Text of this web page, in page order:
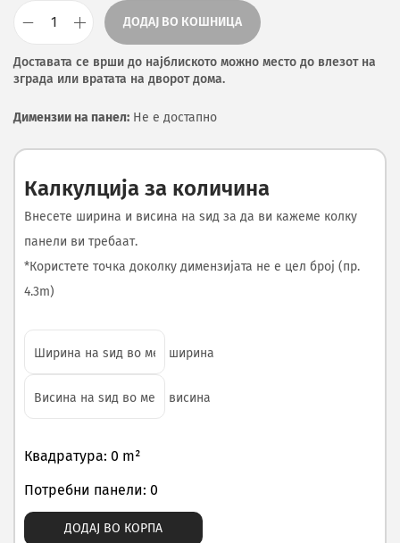
ДОДАЈ ВО КОШНИЦА
Доставата се врши до најблиското можно место до влезот на
зграда или вратата на дворот дома.
Димензии на панел: Не е достапно
Калкулција за количина
Внесете ширина и висина на ѕид за да ви кажеме колку
панели ви требаат.
*Користете точка доколку димензијата не е цел број (пр.
4.3m)
ширина
висина
Квадратура: 0 m²
Потребни панели: 0
ДОДАЈ ВО КОРПА